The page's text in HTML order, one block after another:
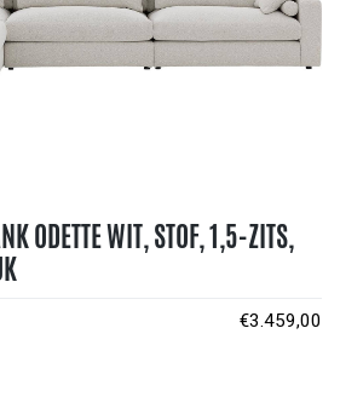
ODETTE WIT, STOF, 1,5-ZITS,
€3.459,00